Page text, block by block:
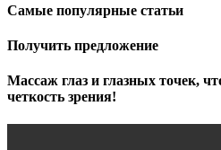
Самые популярные статьи
Получить предложение
Массаж глаз и глазных точек,
четкость зрения!